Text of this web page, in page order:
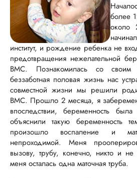
более
около
институт, и рождение ребенка не
предотвращения нежелательной
ВМС. Познакомилась со
беззаботная половая жизнь нас
совместной жизни мы решили
ВМС. Прошло 2 месяца, я
впоследствии, беременность
объяснили такую беременность
произошло воспаление и
непроходимой. Меня
вызову, трубу, конечно, никто и не
меня осталась одна маточная труба.